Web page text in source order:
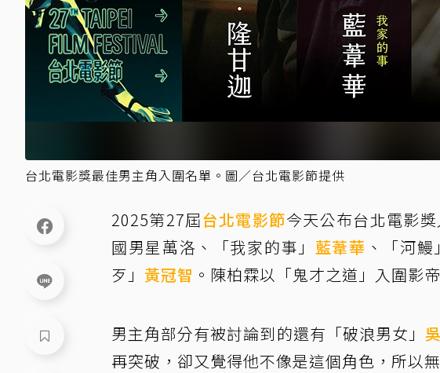
台北電影獎最佳男主角入圍名單。圖／台北電影節提供
2025第27屆台北電影節今天公布台北電影
國男星萬洛、「我家的事」 藍葦華 、「河
歹」 黃冠智 。陳柏霖以「鬼才之道」入圍影
男主角部分有被討論到的還有「破浪男女」
再突破，卻又覺得他不像是這個角色，所以